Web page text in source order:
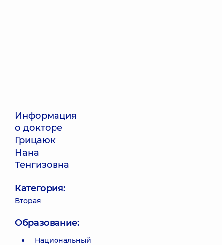
Информация
о докторе
Грицаюк
Нана
Тенгизовна
Категория:
Вторая
Образование:
Национальный